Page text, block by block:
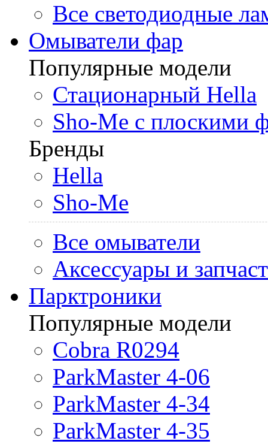
Все светодиодные
Омыватели фар
Популярные модели
Стационарный Hella
Sho-Me с плоскими
Бренды
Hella
Sho-Me
Все омыватели
Аксессуары и
Парктроники
Популярные модели
Cobra R0294
ParkMaster 4-06
ParkMaster 4-34
ParkMaster 4-35